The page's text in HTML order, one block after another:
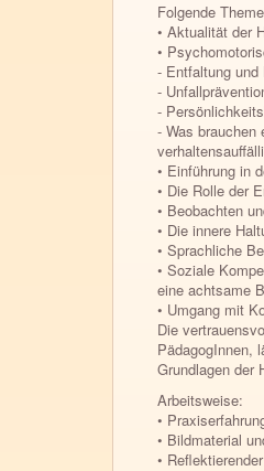
Folgende
• Aktualität der
•
- Entfaltung und
-
-
- Was brauchen
• Einführung in
• Die Rolle der
• Beobachten
• Die innere
• Sprachliche
• Soziale
eine achtsame
• Umgang mit
Die
PädagogInnen,
Grundlagen der
Arbeitsweise:
•
• Bildmaterial
•